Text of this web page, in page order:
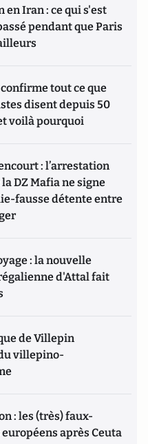
en Iran : ce qui s'est
pendant que Paris
confirme tout ce que
disent depuis 50
voilà pourquoi
: l’arrestation
DZ Mafia ne signe
fausse détente entre
: la nouvelle
d'Attal fait
de Villepin
villepino-
: les (très) faux-
après Ceuta